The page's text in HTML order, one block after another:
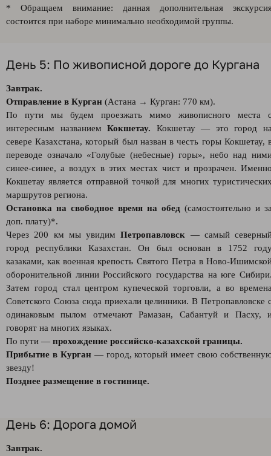
* Обращаем внимание: данная дополнительная
состоится при наборе минимально необходимой группы.
День 5: По живописной дороге до Кургана
Завтрак.
Отправление в Курган (Астана → Курган: 770 км).
По пути мы будем проезжать мимо живописного места
интересным названиемКокшетау. Кокшетау — это город
севере Казахстана, который был назван в честь горы Кокшетау,
переводе означало «Голубые (небесные) горы», небо над
синее-синее, а воздух в этих местах чист и прозрачен.
Кокшетау является отправной точкой для многих
маршрутов региона.
Остановка на свободное время на обед (самостоятельно и
доп. плату)*.
Через 200 км мы увидимПетропавловск — самый
город республики Казахстан. Он был основан в 1752
казаками, как военная крепость Святого Петра в Ново-
оборонительной линии Российского государства на юге
Затем город стал центром купеческой торговли, а во
Советского Союза сюда приехали целинники. В Петропавловске
одинаковым пылом отмечают Рамазан, Сабантуй и Пасху,
говорят на многих языках.
По пути — прохождение российско-казахской границы.
Прибытие в Курган — город, который имеет свою
звезду!
Позднее размещение в гостинице.
День 6: Дорога домой
Завтрак.